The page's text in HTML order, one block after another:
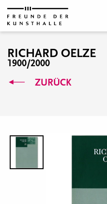
RICHARD OELZE
1900/2000
ZURÜCK